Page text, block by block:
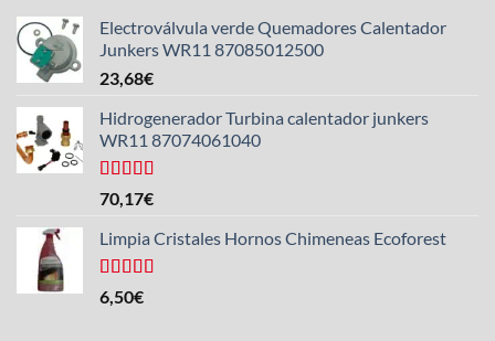
Electroválvula verde Quemadores Calentador
Junkers WR11 87085012500
23,68€
Hidrogenerador Turbina calentador junkers
WR11 87074061040
Valorado
con
5
70,17€
Limpia Cristales Hornos Chimeneas Ecoforest
Valorado
con
6,50€